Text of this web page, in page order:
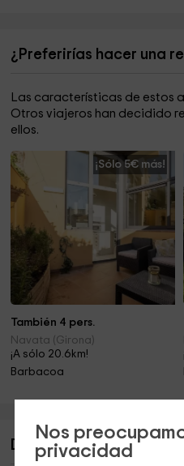
Nos
privacidad
¿Preferirías hacer una
Las características de estos
Otros viajeros han decidido
ellos.
¡Sólo 5€ más!
También 4 pers.
Navata (Girona)
¡A sólo 20.6km!
Barbacoa
Descripción de Can